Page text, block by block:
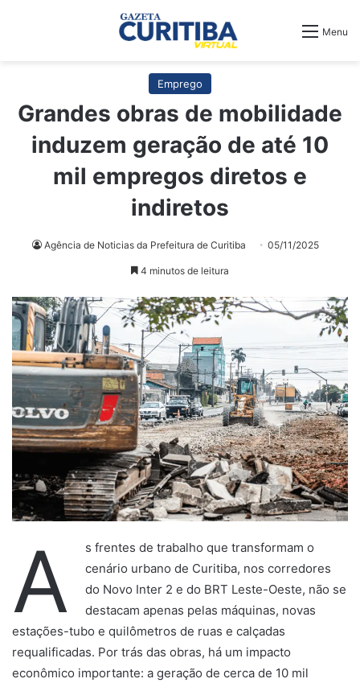
Menu
Emprego
Grandes obras de mobilidade
induzem geração de até 10
mil empregos diretos e
indiretos
Agência de Noticias da Prefeitura de Curitiba 05/11/2025
4 minutos de leitura
A
s frentes de trabalho que transformam o
cenário urbano de Curitiba, nos corredores
do Novo Inter 2 e do BRT Leste-Oeste, não se
destacam apenas pelas máquinas, novas
estações-tubo e quilômetros de ruas e calçadas
requalificadas. Por trás das obras, há um impacto
econômico importante: a geração de cerca de 10 mil